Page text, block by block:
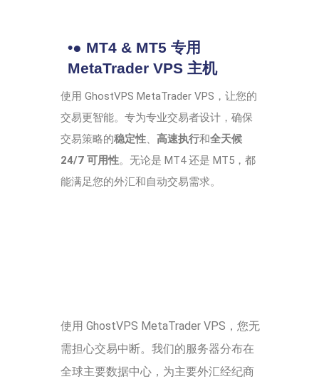
•● MT4 & MT5 专用
MetaTrader VPS 主机
使用 GhostVPS MetaTrader VPS，让您的
交易更智能。专为专业交易者设计，确保
交易策略的稳定性 高速执行和全天候
24/7 可用性。无论是 MT4 还是 MT5，都
能满足您的外汇和自动交易需求。
使用 GhostVPS MetaTrader VPS，您无
需担心交易中断。我们的服务器分布在
全球主要数据中心，为主要外汇经纪商